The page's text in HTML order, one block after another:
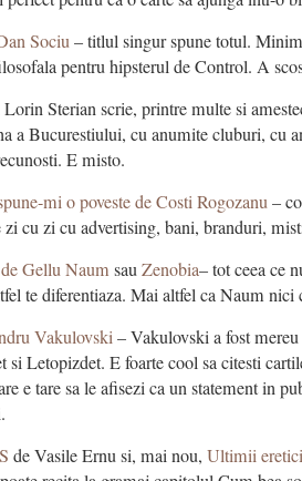
Sociu– titlul singur spune totul.
pentru hipsterul de Control. A
Lorin Sterian scrie, printre multe si
a Bucurestiului, cu anumite cluburi, cu
E misto.
mi o poveste de Costi Rogozanu–
zi cu zi cu advertising, bani, branduri,
Gellu Naum sauZenobia– tot ceea ce
te diferentiaza. Mai altfel ca Naum nici
Vakulovski– Vakulovski a fost
si Letopizdet. E foarte cool sa citesti
e tare sa le afisezi ca un statement in
de Vasile Ernu si, mai nou, Ultimii